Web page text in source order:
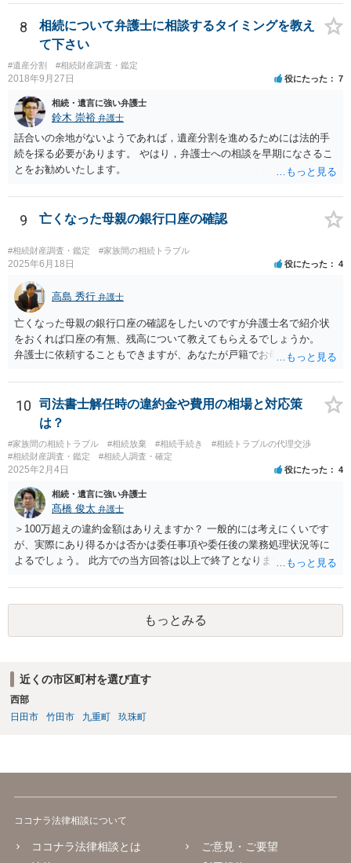
したとしても、変更されることはありません。
8
相続について弁護士に相談するタイミングを教え
て下さい
#遺産分割 #相続財産調査・鑑定
2018年9月27日 役にたった 7
相続・遺言に強い弁護士
鈴木 崇裕 弁護士
話合いの余地がないようであれば，遺産分割を進めるためには法的手
続を採る必要があります。 やはり，弁護士への相談を早期になさるこ
とをお勧めいたします。
9 亡くなった母親の銀行口座の確認
#相続財産調査・鑑定 #家族間の相続トラブル
2025年6月18日 役にたった 4
高島 秀行 弁護士
亡くなった母親の銀行口座の確認をしたいのですが弁護士名で紹介状
をおくれば口座の有無、残高について教えてもらえるでしょうか。
弁護士に依頼することもできますが、あなたが戸籍でお母さんの相続
高は教えてくれると思います。 自分ではよくわからないということ
であれば、弁護士に相談し依頼されたら良いと思います。
10
司法書士解任時の違約金や費用の相場と対応策
は？
#家族間の相続トラブル #相続放棄 #相続手続き
#相続トラブルの代理交渉
#相続財産調査・鑑定
#相続人調査・確定
2025年2月4日 役にたった 4
相続・遺言に強い弁護士
髙橋 俊太 弁護士
＞100万超えの違約金額はありえますか？ 一般的には考えにくいです
が、実際にあり得るかは否かは委任事項や委任後の業務処理状況等に
よるでしょう。 此方での当方回答は以上で終了となりますが、参考に
もっとみる
近くの市区町村を選び直す
西部
日田市
竹田市 九重町 玖珠町
ココナラ法律相談について
ココナラ法律相談とは
ご意見・ご要望